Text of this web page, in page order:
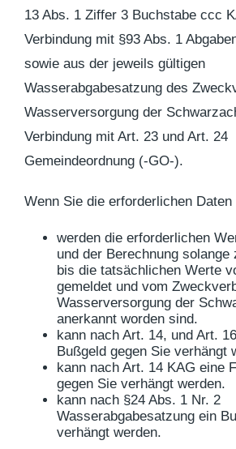
13 Abs. 1 Ziffer 3 Buchstabe ccc
Verbindung mit §93 Abs. 1
sowie aus der jeweils gültigen
Wasserabgabesatzung des
Wasserversorgung der
Verbindung mit Art. 23 und Art. 24
Gemeindeordnung (-GO-).
Wenn Sie die erforderlichen Daten
werden die erforderlichen
und der Berechnung solange
bis die tatsächlichen Werte
gemeldet und vom
Wasserversorgung der
anerkannt worden sind.
kann nach Art. 14, und Art.
Bußgeld gegen Sie verhängt
kann nach Art. 14 KAG eine
gegen Sie verhängt werden.
kann nach §24 Abs. 1 Nr. 2
Wasserabgabesatzung ein
verhängt werden.